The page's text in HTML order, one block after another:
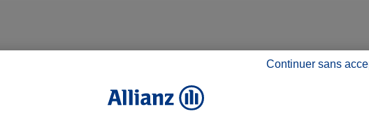
les avis de l'agence
Continuer sans